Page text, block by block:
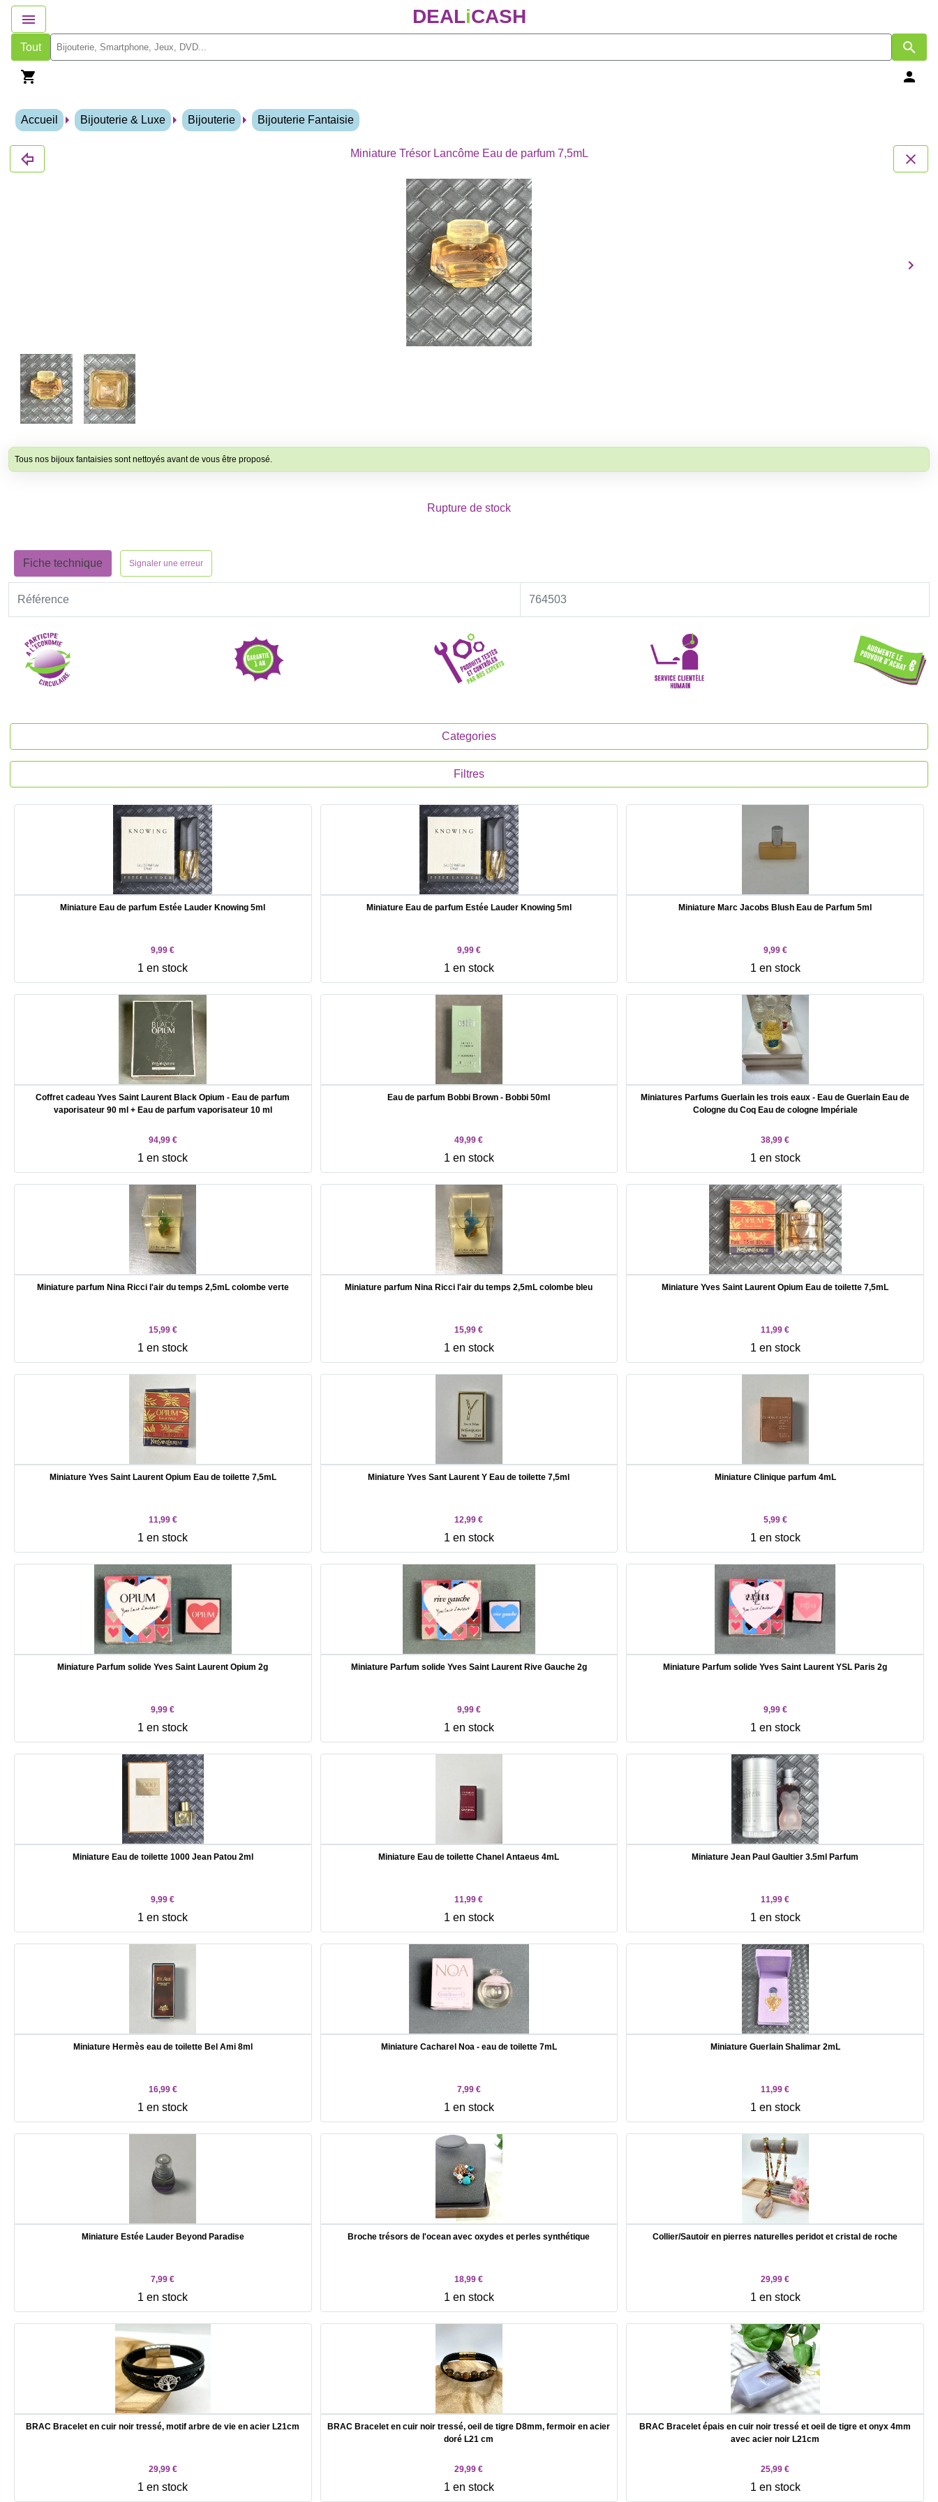
DEALiCASH
Tout
Accueil Bijouterie & Luxe Bijouterie Bijouterie Fantaisie
Miniature Trésor Lancôme Eau de parfum 7,5mL
Tous nos bijoux fantaisies sont nettoyés avant de vous être proposé.
Rupture de stock
Fiche technique Signaler une erreur
Référence 764503
Categories
Filtres
Miniature Eau de parfum Estée Lauder Knowing 5ml
9,99 €
1 en stock
Miniature Eau de parfum Estée Lauder Knowing 5ml
9,99 €
1 en stock
Miniature Marc Jacobs Blush Eau de Parfum 5ml
9,99 €
1 en stock
Coffret cadeau Yves Saint Laurent Black Opium - Eau de parfum
vaporisateur 90 ml + Eau de parfum vaporisateur 10 ml
94,99 €
1 en stock
Eau de parfum Bobbi Brown - Bobbi 50ml
49,99 €
1 en stock
Miniatures Parfums Guerlain les trois eaux - Eau de Guerlain Eau de
Cologne du Coq Eau de cologne Impériale
38,99 €
1 en stock
Miniature parfum Nina Ricci l'air du temps 2,5mL colombe verte
15,99 €
1 en stock
Miniature parfum Nina Ricci l'air du temps 2,5mL colombe bleu
15,99 €
1 en stock
Miniature Yves Saint Laurent Opium Eau de toilette 7,5mL
11,99 €
1 en stock
Miniature Yves Saint Laurent Opium Eau de toilette 7,5mL
11,99 €
1 en stock
Miniature Yves Sant Laurent Y Eau de toilette 7,5ml
12,99 €
1 en stock
Miniature Clinique parfum 4mL
5,99 €
1 en stock
Miniature Parfum solide Yves Saint Laurent Opium 2g
9,99 €
1 en stock
Miniature Parfum solide Yves Saint Laurent Rive Gauche 2g
9,99 €
1 en stock
Miniature Parfum solide Yves Saint Laurent YSL Paris 2g
9,99 €
1 en stock
Miniature Eau de toilette 1000 Jean Patou 2ml
9,99 €
1 en stock
Miniature Eau de toilette Chanel Antaeus 4mL
11,99 €
1 en stock
Miniature Jean Paul Gaultier 3.5ml Parfum
11,99 €
1 en stock
Miniature Hermès eau de toilette Bel Ami 8ml
16,99 €
1 en stock
Miniature Cacharel Noa - eau de toilette 7mL
7,99 €
1 en stock
Miniature Guerlain Shalimar 2mL
11,99 €
1 en stock
Miniature Estée Lauder Beyond Paradise
7,99 €
1 en stock
Broche trésors de l'ocean avec oxydes et perles synthétique
18,99 €
1 en stock
Collier/Sautoir en pierres naturelles peridot et cristal de roche
29,99 €
1 en stock
BRAC Bracelet en cuir noir tressé, motif arbre de vie en acier L21cm
29,99 €
1 en stock
BRAC Bracelet en cuir noir tressé, oeil de tigre D8mm, fermoir en acier
doré L21 cm
29,99 €
1 en stock
BRAC Bracelet épais en cuir noir tressé et oeil de tigre et onyx 4mm
avec acier noir L21cm
25,99 €
1 en stock